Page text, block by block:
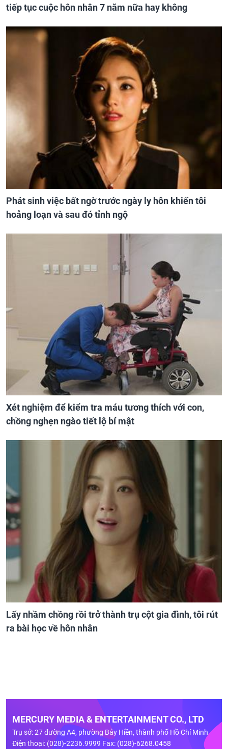
tiếp tục cuộc hôn nhân 7 năm nữa hay không
Phát sinh việc bất ngờ trước ngày ly hôn khiến tôi
hoảng loạn và sau đó tỉnh ngộ
Xét nghiệm để kiểm tra máu tương thích với con,
chồng nghẹn ngào tiết lộ bí mật
Lấy nhầm chồng rồi trở thành trụ cột gia đình, tôi rút
ra bài học về hôn nhân
MERCURY MEDIA & ENTERTAINMENT CO., LTD
Trụ sở: 27 đường A4, phường Bảy Hiền, thành phố Hồ Chí Minh
Điện thoại: (028)-2236.9999 Fax: (028)-6268.0458